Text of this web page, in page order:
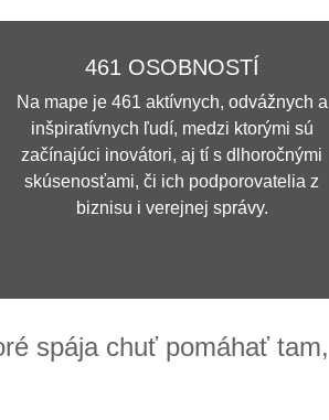
461 OSOBNOSTÍ
Na mape je 461 aktívnych, odvážnych a
inšpiratívnych ľudí, medzi ktorými sú
začínajúci inovátori, aj tí s dlhoročnými
skúsenosťami, či ich podporovatelia z
biznisu i verejnej správy.
spája chuť pomáhať tam,